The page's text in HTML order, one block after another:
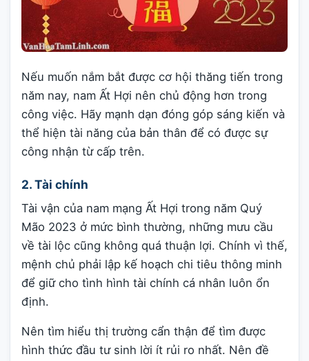
Nếu muốn nắm bắt được cơ hội thăng tiến trong
năm nay, nam Ất Hợi nên chủ động hơn trong
công việc. Hãy mạnh dạn đóng góp sáng kiến và
thể hiện tài năng của bản thân để có được sự
công nhận từ cấp trên.
2. Tài chính
Tài vận của nam mạng Ất Hợi trong năm Quý
Mão 2023 ở mức bình thường, những mưu cầu
về tài lộc cũng không quá thuận lợi. Chính vì thế,
mệnh chủ phải lập kế hoạch chi tiêu thông minh
để giữ cho tình hình tài chính cá nhân luôn ổn
định.
Nên tìm hiểu thị trường cẩn thận để tìm được
hình thức đầu tư sinh lời ít rủi ro nhất. Nên đề